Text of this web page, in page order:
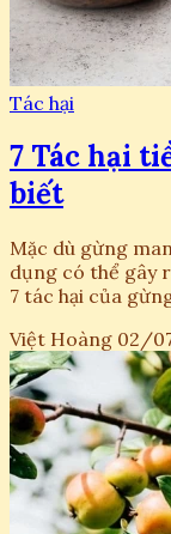
Tác hại
7 Tác hại
biết
Mặc dù gừng
dụng có thể gây
7 tác hại của
Việt Hoàng 02/